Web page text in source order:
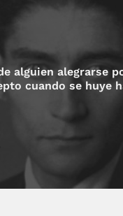
alguien alegrarse
cuando se huye